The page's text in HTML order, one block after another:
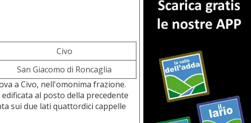
Civo
San Giacomo di Roncaglia
a Civo, nell'omonima frazione.
al posto della precedente
sui due lati quattordici cappelle